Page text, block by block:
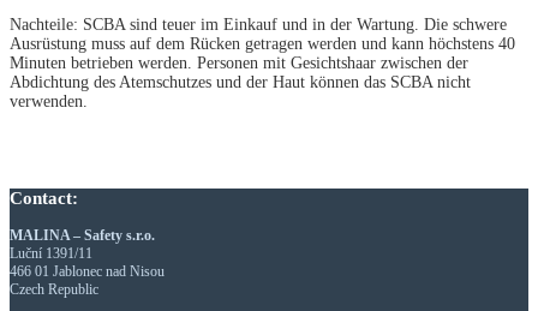
Nachteile: SCBA sind teuer im Einkauf und in der Wartung. Die schwere
Ausrüstung muss auf dem Rücken getragen werden und kann höchstens 40
Minuten betrieben werden. Personen mit Gesichtshaar zwischen der
Abdichtung des Atemschutzes und der Haut können das SCBA nicht
verwenden.
Contact:
MALINA – Safety s.r.o.
Luční 1391/11
466 01 Jablonec nad Nisou
Czech Republic